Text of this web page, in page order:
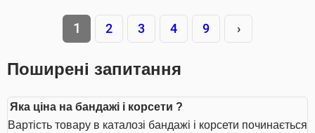
1 2 3 4 9 ›
Поширені запитання
Яка ціна на бандажі і корсети ?
Вартість товару в каталозі бандажі і корсети починається